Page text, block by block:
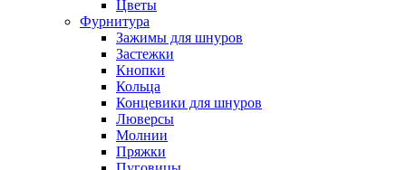
Цветы
Фурнитура
Зажимы для шнуров
Застежки
Кнопки
Кольца
Концевики для шнуров
Люверсы
Молнии
Пряжки